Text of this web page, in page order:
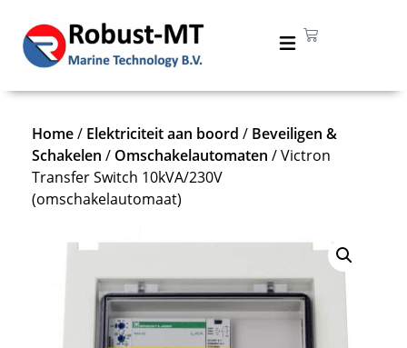
Home/ Elektriciteit aan boord / Beveiligen &
Schakelen / Omschakelautomaten / Victron
Transfer Switch 10kVA/230V
(omschakelautomaat)